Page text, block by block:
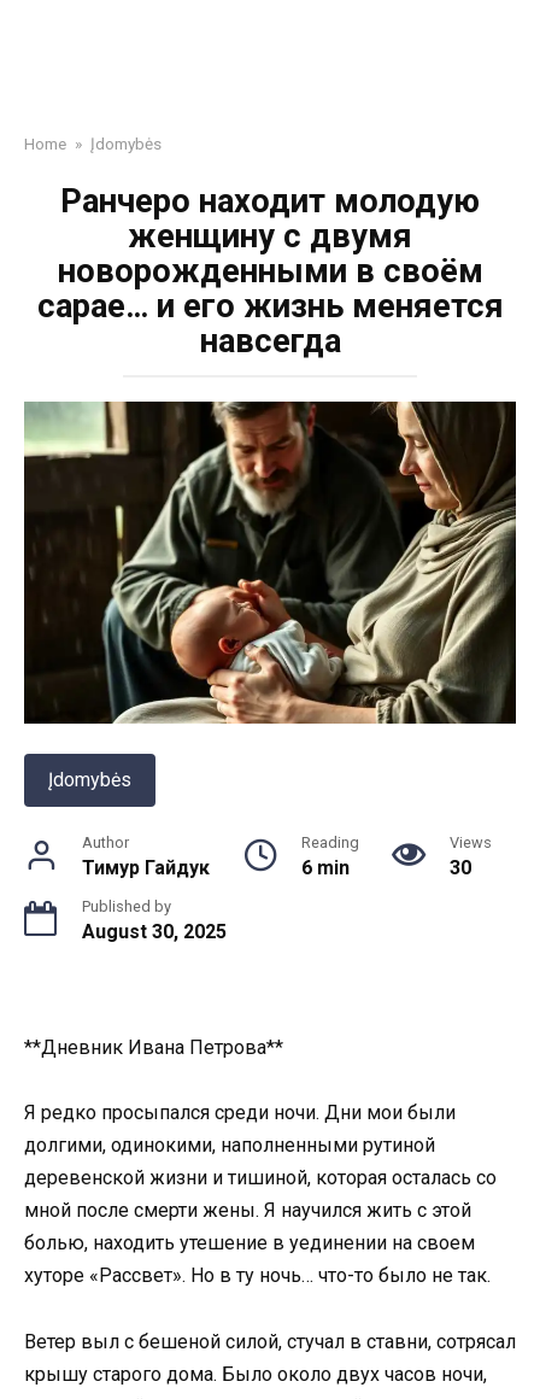
Home » Įdomybės
Ранчеро находит молодую
женщину с двумя
новорожденными в своём
сарае… и его жизнь меняется
навсегда
Įdomybės
Author
Тимур Гайдук
Reading
6 min
Views
30
Published by
August 30, 2025
**Дневник Ивана Петрова**
Я редко просыпался среди ночи. Дни мои были
долгими, одинокими, наполненными рутиной
деревенской жизни и тишиной, которая осталась со
мной после смерти жены. Я научился жить с этой
болью, находить утешение в уединении на своем
хуторе «Рассвет». Но в ту ночь… что-то было не так.
Ветер выл с бешеной силой, стучал в ставни, сотрясал
крышу старого дома. Было около двух часов ночи,